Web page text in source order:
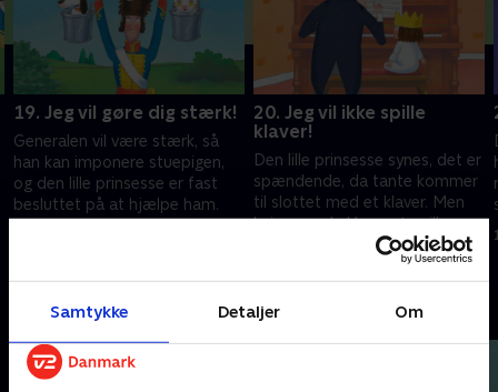
Samtykke Detaljer Om
19. Jeg vil gøre dig stærk!
Generalen vil være stærk, så
han kan imponere stuepigen,
og den lille prinsesse er fast
besluttet på at hjælpe ham.
20. Jeg vil ikke spille
klaver!
Den lille prinsesse synes, det er
spændende, da tante kommer
til slottet med et klaver. Men
hvis man skal lære at spille
klaver, kræver det hårdt
1. december 2020 • 11 min
Andre så også